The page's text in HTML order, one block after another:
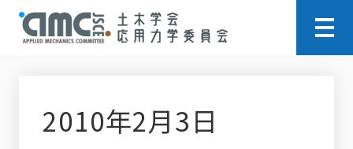
2010年2月3日